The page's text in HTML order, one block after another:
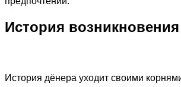
История
История дёнера уходит своими